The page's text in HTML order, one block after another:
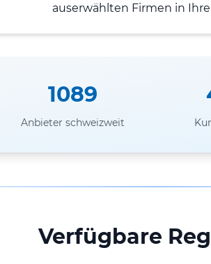
auserwählten Firmen in
1089
Anbieter schweizweit
Verfügbare